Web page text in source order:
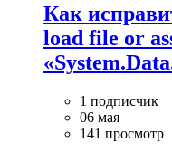
Как
load file or
1 подписчик
06 мая
141 просмотр